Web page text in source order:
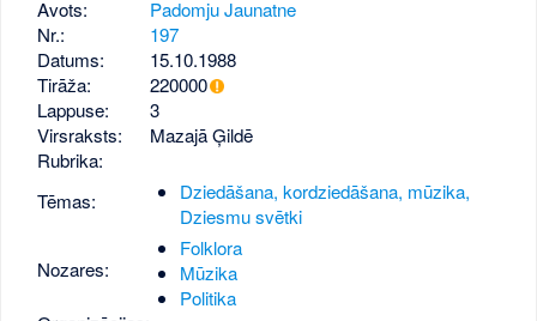
Avots:
Padomju Jaunatne
Nr.:
197
Datums:
15.10.1988
Tirāža:
220000
Lappuse:
3
Virsraksts:
Mazajā Ģildē
Rubrika:
Tēmas:
Dziedāšana, kordziedāšana, mūzika,
Dziesmu svētki
Nozares:
Folklora
Mūzika
Politika